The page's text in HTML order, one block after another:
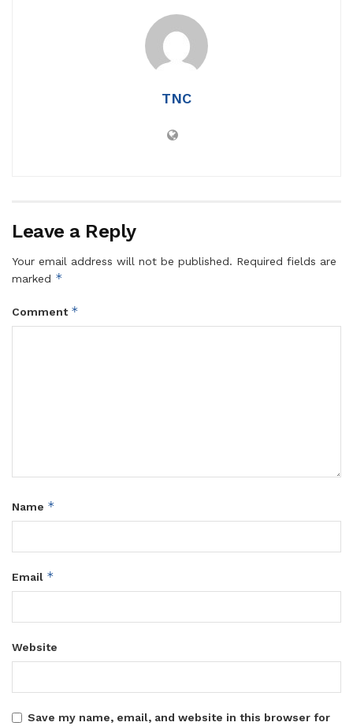
TNC
Leave a Reply
Your email address will not be published. Required fields are
marked *
Comment *
Name *
Email *
Website
Save my name, email, and website in this browser for